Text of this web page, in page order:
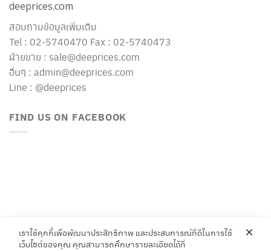
deeprices.com
สอบถามข้อมูลเพิ่มเติม
Tel : 02-5740470 Fax : 02-5740473
ฝ่ายขาย : sale@deeprices.com
อื่นๆ : admin@deeprices.com
Line : @deeprices
FIND US ON FACEBOOK
เราใช้คุกกี้เพื่อพัฒนาประสิทธิภาพ และประสบการณ์ที่ดีในการใช้
เว็บไซต์ของคุณ คุณสามารถศึกษารายละเอียดได้ที่